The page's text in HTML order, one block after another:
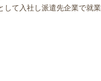
して入社し派遣先企業で就業